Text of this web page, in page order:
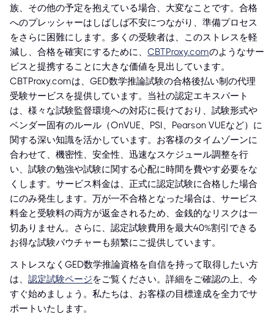
族、その他の予定を抱えている場合、大変なことです。合格
へのプレッシャーはしばしば不安につながり、準備プロセス
をさらに困難にします。多くの受験者は、このストレスを軽
減し、合格を確実にするために、 CBTProxy.comのようなサー
ビスと提携することに大きな価値を見出しています。
CBTProxy.comは、GED数学推論試験の合格後払い制の代理
受験サービスを提供しています。当社の認定エキスパート
は、様々な試験監督環境への対応に長けており、試験形式や
ベンダー固有のルール（OnVUE、PSI、Pearson VUEなど）に
関する深い知識を活かしています。お客様のタイムゾーンに
合わせて、機密性、安全性、迅速なスケジュール調整を行
い、試験の勉強や試験に関する心配に時間を費やす必要をな
くします。サービス料金は、正式に認定試験に合格した場合
にのみ発生します。万が一不合格となった場合は、サービス
料金と受験料の両方が返金されるため、金銭的なリスクは一
切ありません。さらに、認定試験費用を最大40%割引できる
お得な試験バウチャーも頻繁にご提供しています。
ストレスなくGED数学推論資格を自信を持って取得したい方
は、 認定試験ページをご覧ください。詳細をご確認の上、今
すぐ始めましょう。私たちは、お客様の目標達成を全力でサ
ポートいたします。